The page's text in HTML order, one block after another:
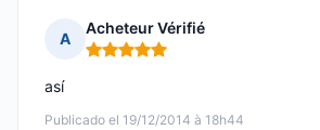
A
Acheteur Vérifié
Nota: 5 de 5
Publicado el 19/12/2014 à 18h44
así